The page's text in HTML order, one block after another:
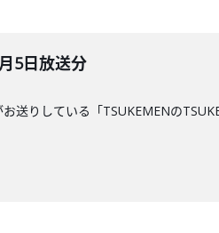
5日放送分
送りしている「TSUKEMENの